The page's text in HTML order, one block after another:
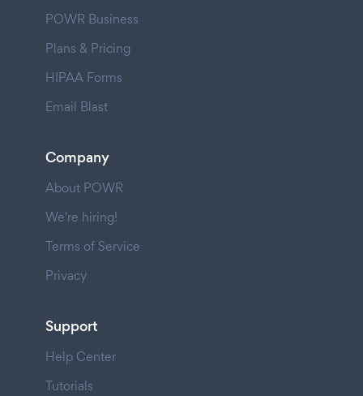
POWR Business
Plans & Pricing
HIPAA Forms
Email Blast
Company
About POWR
We're hiring!
Terms of Service
Privacy
Support
Help Center
Tutorials